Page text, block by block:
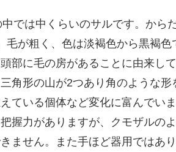
では中くらいのサルです。から
毛が粗く、色は淡褐色から黒褐色
部に毛の房があることに由来し
角形の山が2つあり角のような形
ている個体など変化に富んでい
握力がありますが、クモザルの
ません。また手ほど器用ではあ